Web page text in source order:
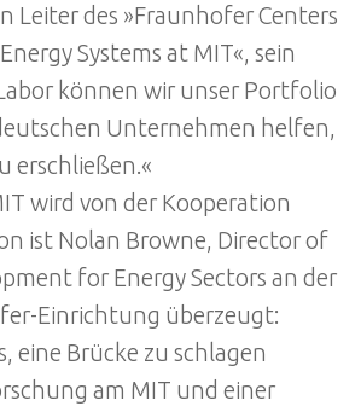
Leiter des »Fraunhofer Centers
Systems at MIT«, sein
können wir unser Portfolio
Unternehmen helfen,
erschließen.«
wird von der Kooperation
ist Nolan Browne, Director of
for Energy Sectors an der
Einrichtung überzeugt:
eine Brücke zu schlagen
am MIT und einer